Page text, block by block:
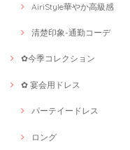
AiriStyle華やか高級感
清楚印象-通勤コーデ
✿今季コレクション
✿ 宴会用ドレス
パーテイードレス
ロング